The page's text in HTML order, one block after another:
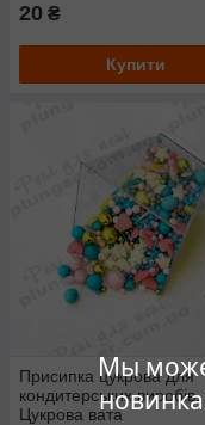
Мы
20 ₴
Купити
Присипка цукрова для
кондитерських виробів,
Цукрова вата